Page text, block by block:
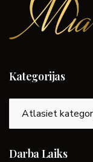
Kategorijas
Darba Laiks